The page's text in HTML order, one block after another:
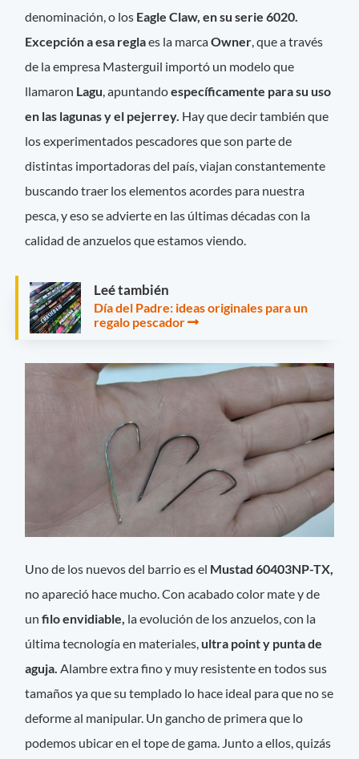
denominación, o los Eagle Claw, en su serie 6020.
Excepción a esa reglaes la marcaOwner , que a través
de la empresa Masterguil importó un modelo que
llamaron Lagu , apuntandoespecíficamente para su uso
en las lagunas y el pejerrey. Hay que decir también que
los experimentados pescadores que son parte de
distintas importadoras del país, viajan constantemente
buscando traer los elementos acordes para nuestra
pesca, y eso se advierte en las últimas décadas con la
calidad de anzuelos que estamos viendo.
Leé también
Día del Padre: ideas originales para un
regalo pescador
Uno de los nuevos del barrio es el Mustad 60403NP-TX,
no apareció hace mucho. Con acabado color mate y de
unfilo envidiable, la evolución de los anzuelos, con la
última tecnología en materiales, ultra point y punta de
aguja. Alambre extra fino y muy resistente en todos sus
tamaños ya que su templado lo hace ideal para que no se
deforme al manipular. Un gancho de primera que lo
podemos ubicar en el tope de gama. Junto a ellos, quizás